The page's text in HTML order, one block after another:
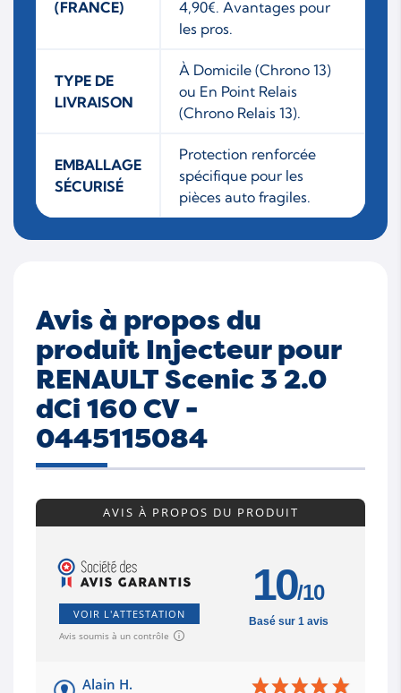
(FRANCE)
4,90€. Avantages pour
les pros.
TYPE DE
LIVRAISON
À Domicile (Chrono 13)
ou En Point Relais
(Chrono Relais 13).
EMBALLAGE
SÉCURISÉ
Protection renforcée
spécifique pour les
pièces auto fragiles.
Avis à propos du
produit Injecteur pour
RENAULT Scenic 3 2.0
dCi 160 CV -
0445115084
AVIS À PROPOS DU PRODUIT
VOIR L'ATTESTATION
Avis soumis à un contrôle
10/10
Basé sur 1 avis
Alain H.